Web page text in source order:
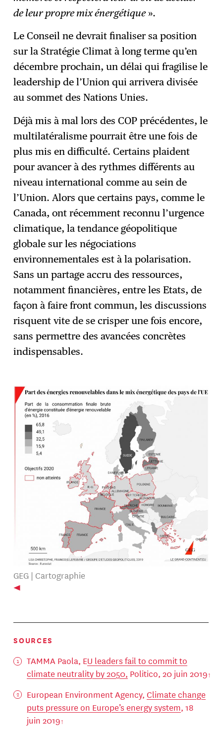
de leur propre mix énergétique».
Le Conseil ne devrait finaliser sa position
sur la Stratégie Climat à long terme qu’en
décembre prochain, un délai qui fragilise le
leadership de l’Union qui arrivera divisée
au sommet des Nations Unies.
Déjà mis à mal lors des COP précédentes, le
multilatéralisme pourrait être une fois de
plus mis en difficulté. Certains plaident
pour avancer à des rythmes différents au
niveau international comme au sein de
l’Union. Alors que certains pays, comme le
Canada, ont récemment reconnu l’urgence
climatique, la tendance géopolitique
globale sur les négociations
environnementales est à la polarisation.
Sans un partage accru des ressources,
notamment financières, entre les Etats, de
façon à faire front commun, les discussions
risquent vite de se crisper une fois encore,
sans permettre des avancées concrètes
indispensables.
GEG | Cartographie
SOURCES
TAMMA Paola, EU leaders fail to commit to
climate neutrality by 2050, Politico, 20 juin 2019
European Environment Agency, Climate change
puts pressure on Europe’s energy system, 18
juin 2019